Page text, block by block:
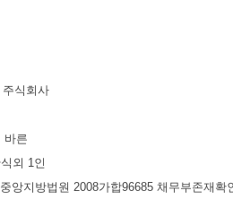
식회사
바른
외 1인
앙지방법원 2008가합96685 채무부존재확